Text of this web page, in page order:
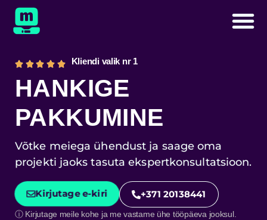
Kliendi valik nr 1
HANKIGE
PAKKUMINE
Võtke meiega ühendust ja saage oma
projekti jaoks tasuta ekspertkonsultatsioon.
Kirjutage e-kiri +371 20138441
ⓘ Kirjutage meile kohe ja me vastame ühe tööpäeva jooksul.